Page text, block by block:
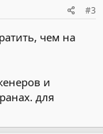
#3
чем на
и
для